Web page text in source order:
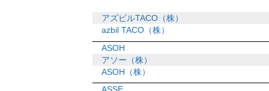
アズビルTACO（株）
azbil TACO（株）
ASOH
アソー（株）
ASOH（株）